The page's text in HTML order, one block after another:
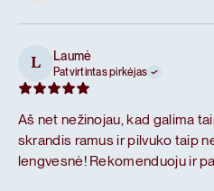
L Laumė
Patvirtintas pirkėjas
Aš net nežinojau, kad galima
skrandis ramus ir pilvuko taip
lengvesnė! Rekomenduoju ir